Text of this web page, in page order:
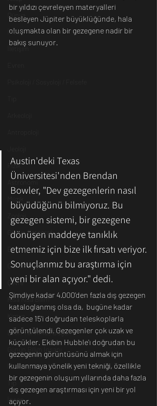
Dünya
İnsan
İletişim
Fizik
Astronomi
Günün Fotoğrafı
Biyoloji
Günün Düşüneni
Çevre
Kısa Kısa Bilim
Kimya
Bilim Tarihinde Bugün
Günün Bilim İnsanı
Matematik
Tıp
İnsan
bir yıldızı çevreleyen materyalleri
besleyen Jüpiter büyüklüğünde, hala
oluşmakta olan bir gezegene nadir bir
bakış sunuyor.
Austin'deki Texas
Üniversitesi'nden Brendan
Bowler, "Dev gezegenlerin nasıl
büyüdüğünü bilmiyoruz. Bu
gezegen sistemi, bir gezegene
dönüşen maddeye tanıklık
etmemiz için bize ilk fırsatı veriyor.
Sonuçlarımız bu araştırma için
yeni bir alan açıyor." dedi.
Şimdiye kadar 4.000'den fazla dış gezegen
kataloglanmış olsa da,  bugüne kadar
sadece 15'i doğrudan teleskoplarla
görüntülendi. Gezegenler çok uzak ve
küçükler. Ekibin Hubble'ı doğrudan bu
gezegenin görüntüsünü almak için
kullanmaya yönelik yeni tekniği, özellikle
bir gezegenin oluşum yıllarında daha fazla
dış gezegen araştırması için yeni bir yol
açıyor.